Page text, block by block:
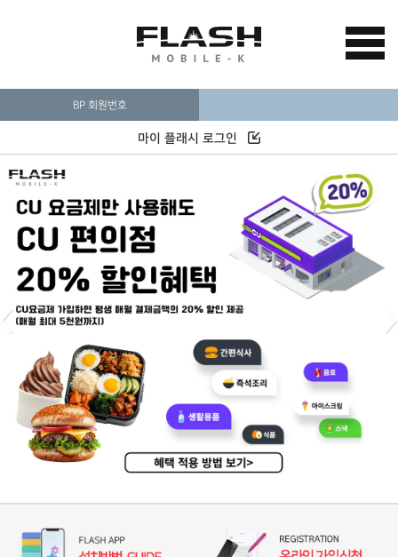
BP 회원번호
마이 플래시 로그인